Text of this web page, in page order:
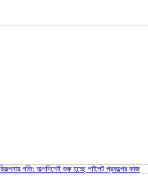
গতি: অল্পদিনেই শুরু হচ্ছে পাইলট প্রকল্পের কাজ